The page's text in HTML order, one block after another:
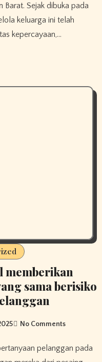
Barat. Sejak dibuka pada
keluarga ini telah
kepercayaan,…
memberikan
sama berisiko
No Comments